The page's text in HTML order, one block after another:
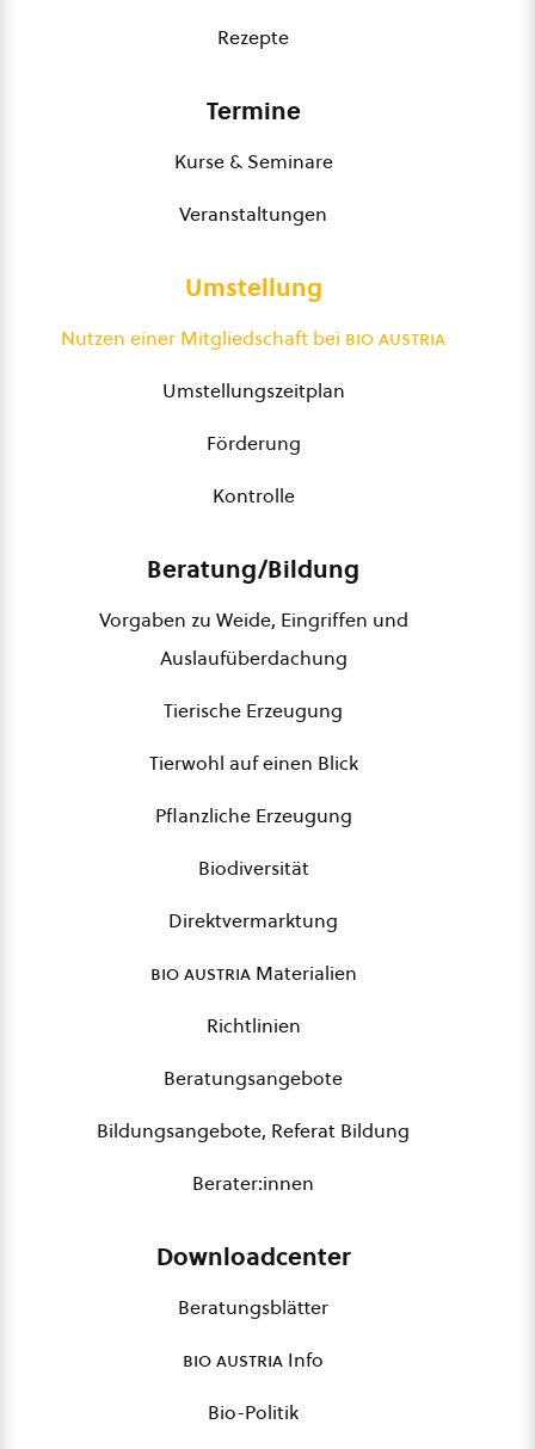
Rezepte
Termine
Kurse & Seminare
Veranstaltungen
Umstellung
Nutzen einer Mitgliedschaft bei bio austria
Umstellungszeitplan
Förderung
Kontrolle
Beratung/Bildung
Vorgaben zu Weide, Eingriffen und
Auslaufüberdachung
Tierische Erzeugung
Tierwohl auf einen Blick
Pflanzliche Erzeugung
Biodiversität
Direktvermarktung
bio austriaMaterialien
Richtlinien
Beratungsangebote
Bildungsangebote, Referat Bildung
Berater:innen
Downloadcenter
Beratungsblätter
bio austria Info
Bio-Politik